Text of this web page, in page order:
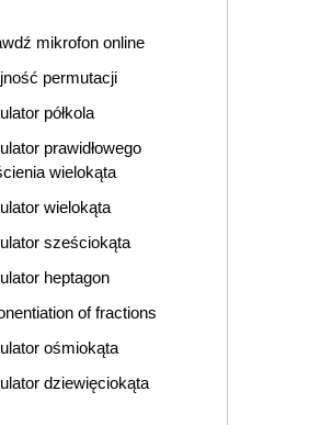
mikrofon online
permutacji
półkola
prawidłowego
wielokąta
wielokąta
sześciokąta
heptagon
of fractions
ośmiokąta
dziewięciokąta